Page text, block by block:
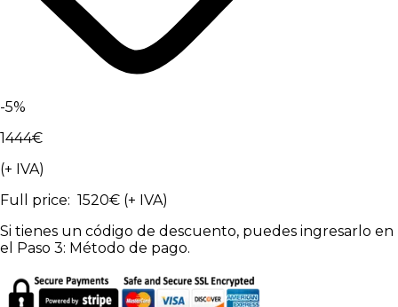
-5%
1444€
(+ IVA)
Full price: 1520€ (+ IVA)
Si tienes un código de descuento, puedes ingresarlo en
el Paso 3: Método de pago.